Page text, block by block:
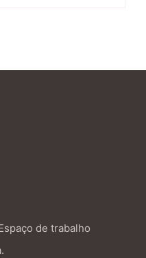
de trabalho